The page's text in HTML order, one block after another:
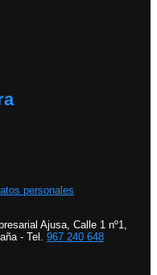
personales
Ajusa, Calle 1 nº1,
- Tel. 967 240 648